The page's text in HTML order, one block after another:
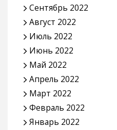
Сентябрь 2022
Август 2022
Июль 2022
Июнь 2022
Май 2022
Апрель 2022
Март 2022
Февраль 2022
Январь 2022